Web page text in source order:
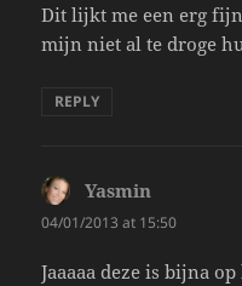
Dit lijkt me een erg
mijn niet al te droge
REPLY
Yasmin
04/01/2013 at 15:50
Jaaaaa deze is bijna